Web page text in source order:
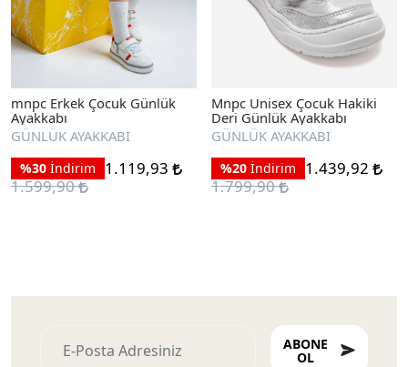
mnpc Erkek Çocuk Günlük
Ayakkabı
GÜNLÜK AYAKKABI
%30 İndirim
1.119,93
1.599,90
Mnpc Unisex Çocuk Hakiki
Deri Günlük Ayakkabı
GÜNLÜK AYAKKABI
%20 İndirim
1.439,92
1.799,90
ABONE
OL